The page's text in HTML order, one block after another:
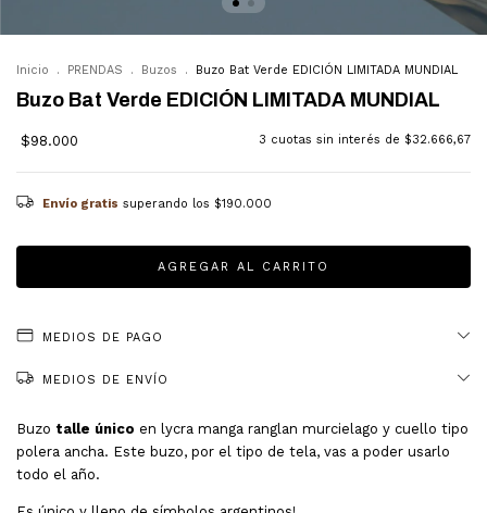
Inicio . PRENDAS . Buzos . Buzo Bat Verde EDICIÓN LIMITADA MUNDIAL
Buzo Bat Verde EDICIÓN LIMITADA MUNDIAL
$98.000 3 cuotas sin interés de $32.666,67
Envío gratis superando los $190.000
MEDIOS DE PAGO
MEDIOS DE ENVÍO
Buzo talle único en lycra manga ranglan murcielago y cuello tipo
polera ancha. Este buzo, por el tipo de tela, vas a poder usarlo
todo el año.